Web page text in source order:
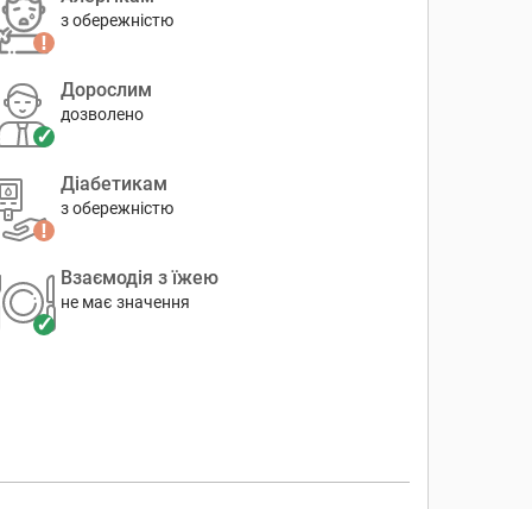
з обережністю
Дорослим
дозволено
Діабетикам
з обережністю
Взаємодія з їжею
не має значення